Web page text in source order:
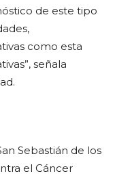
de este tipo
como esta
señala
Sebastián de los
el Cáncer